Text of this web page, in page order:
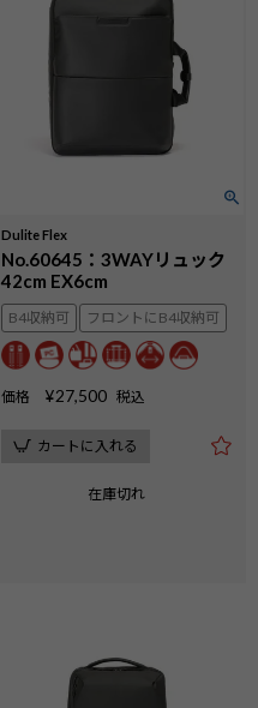
Dulite Flex
No.60645：3WAYリュック
42cm EX6cm
B4収納可 フロントにB4収納可
価格 ¥27,500 税込
カートに入れる
在庫切れ